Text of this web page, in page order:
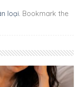
loại. Bookmark the